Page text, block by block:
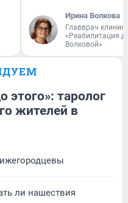
Ирина Волкова
Главврач
«Реабилитация
Волковой»
этого»: таролог
жителей в
ли нашествия